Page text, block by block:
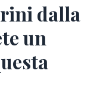
dalla
un